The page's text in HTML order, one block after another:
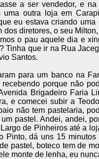
a ser vendedor, e na
uma outra loja em
eu estava criando uma
diretores, o seu
o pau aquele dia e
Tinha que ir na Rua
Santos.
para um banco na
porque não
Brigadeiro Faria
e comecei subir a
não tem pastelaria,
pastel. Andei, andei,
de Pinheiros até a
Pinto, dá uns 15 minutos
pastel, boteco tem de
monte de lenha, eu